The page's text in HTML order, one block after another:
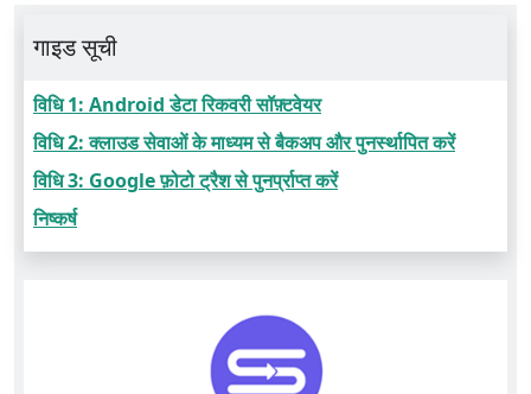
गाइड सूची
विधि 1: Android डेटा रिकवरी सॉफ़्टवेयर
विधि 2: क्लाउड सेवाओं के माध्यम से बैकअप और पुनर्स्थापित करें
विधि 3: Google फ़ोटो ट्रैश से पुनर्प्राप्त करें
निष्कर्ष